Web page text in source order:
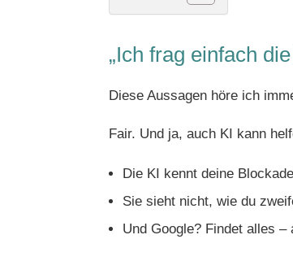
„Ich frag einfach
Diese Aussagen höre ich
Fair. Und ja, auch KI kann
Die KI kennt deine
Sie sieht nicht, wie du
Und Google? Findet alles